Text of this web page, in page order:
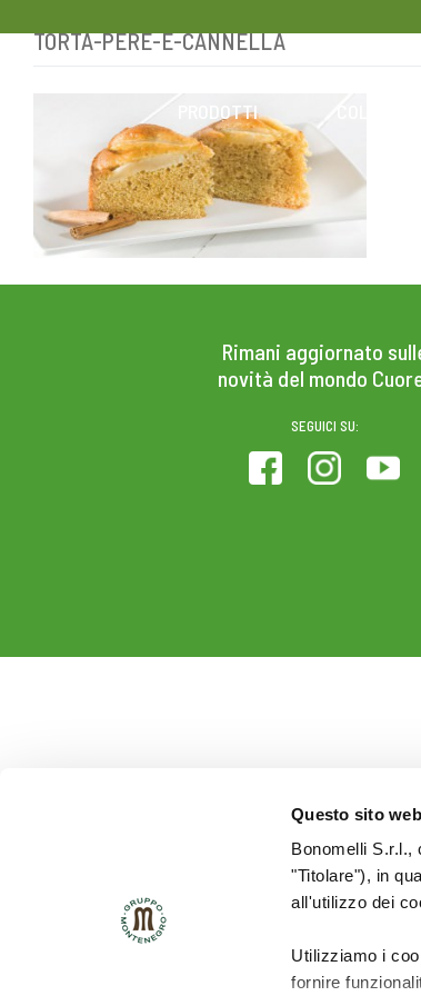
Questo sito
Bonomelli S.r.l.,
"Titolare"), in
all'utilizzo dei
Utilizziamo i
fornire
Skip
PRODOTTI
TORTA-PERE-E-CANNELLA
Rimani aggiornato
novità del mondo
SEGUICI SU: